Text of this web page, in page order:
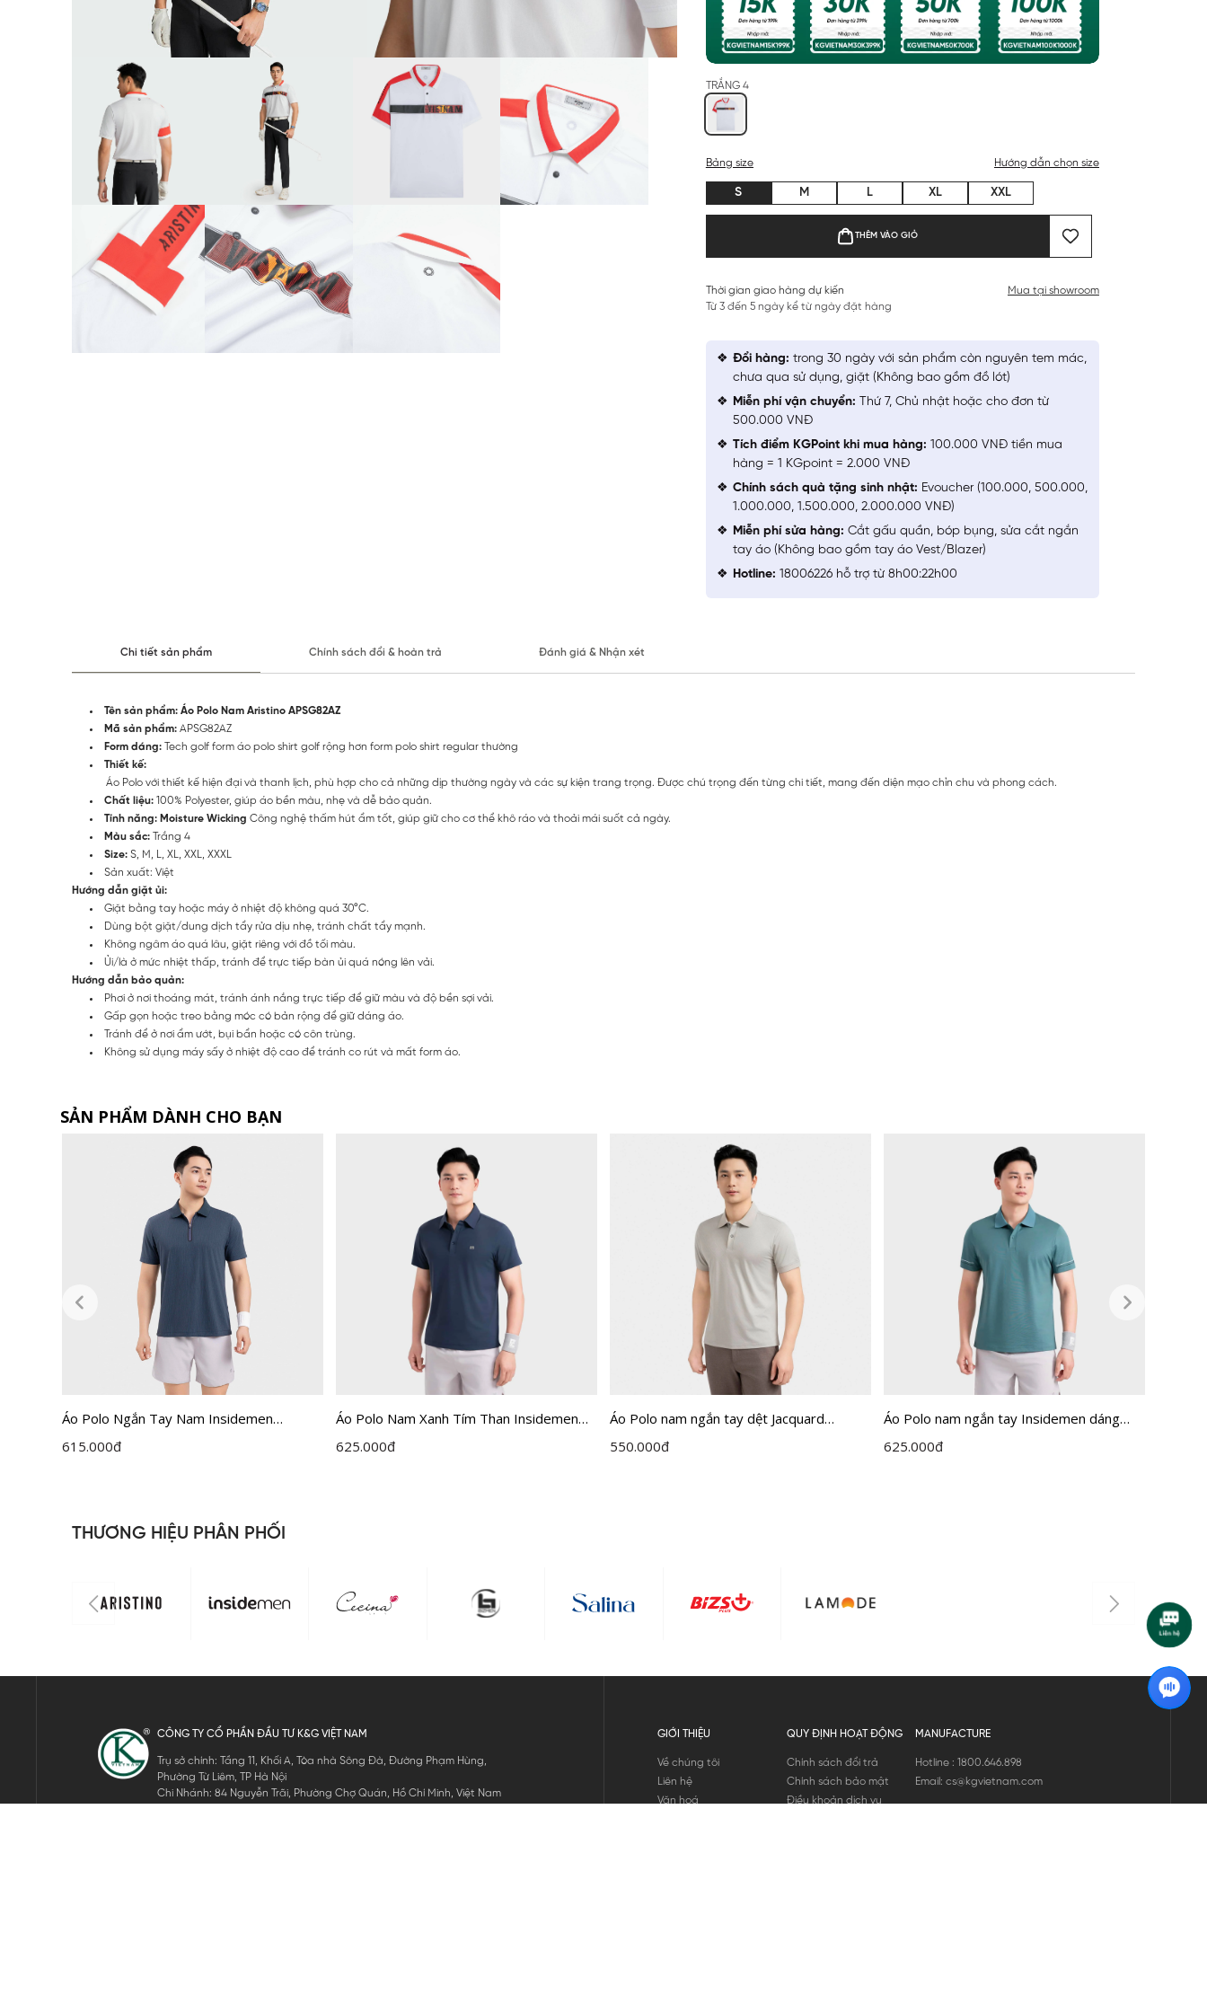
TRẮNG 4
Bảng size Hướng dẫn chọn size
S M L XL XXL
THÊM VÀO GIỎ
Thời gian giao hàng dự kiến
Từ 3 đến 5 ngày kể từ ngày đặt hàng
Mua tại showroom
Đổi hàng: trong 30 ngày với sản phẩm còn nguyên tem mác,
chưa qua sử dụng, giặt (Không bao gồm đồ lót)
Miễn phí vận chuyển: Thứ 7, Chủ nhật hoặc cho đơn từ
500.000 VNĐ
Tích điểm KGPoint khi mua hàng: 100.000 VNĐ tiền mua
hàng = 1 KGpoint = 2.000 VNĐ
Chính sách quà tặng sinh nhật: Evoucher (100.000, 500.000,
1.000.000, 1.500.000, 2.000.000 VNĐ)
Miễn phí sửa hàng: Cắt gấu quần, bóp bụng, sửa cắt ngắn
tay áo (Không bao gồm tay áo Vest/Blazer)
Hotline: 18006226 hỗ trợ từ 8h00:22h00
Chi tiết sản phẩm Chính sách đổi & hoàn trả Đánh giá & Nhận xét
Tên sản phẩm: Áo Polo Nam Aristino APSG82AZ
Mã sản phẩm: APSG82AZ
Form dáng: Tech golf form áo polo shirt golf rộng hơn form polo shirt regular thường
Thiết kế:
Áo Polo với thiết kế hiện đại và thanh lịch, phù hợp cho cả những dịp thường ngày và các sự kiện trang trọng. Được chú trọng đến từng chi tiết, mang đến diện mạo chỉn chu và phong cách.
Chất liệu: 100% Polyester, giúp áo bền màu, nhẹ và dễ bảo quản.
Tính năng: Moisture Wicking Công nghệ thấm hút ẩm tốt, giúp giữ cho cơ thể khô ráo và thoải mái suốt cả ngày.
Màu sắc: Trắng 4
Size: S, M, L, XL, XXL, XXXL
Sản xuất: Việt
Hướng dẫn giặt ủi:
Giặt bằng tay hoặc máy ở nhiệt độ không quá 30°C.
Dùng bột giặt/dung dịch tẩy rửa dịu nhẹ, tránh chất tẩy mạnh.
Không ngâm áo quá lâu, giặt riêng với đồ tối màu.
Ủi/là ở mức nhiệt thấp, tránh để trực tiếp bàn ủi quá nóng lên vải.
Hướng dẫn bảo quản:
Phơi ở nơi thoáng mát, tránh ánh nắng trực tiếp để giữ màu và độ bền sợi vải.
Gấp gọn hoặc treo bằng móc có bản rộng để giữ dáng áo.
Tránh để ở nơi ẩm ướt, bụi bẩn hoặc có côn trùng.
Không sử dụng máy sấy ở nhiệt độ cao để tránh co rút và mất form áo.
SẢN PHẨM DÀNH CHO BẠN
Áo Polo Ngắn Tay Nam Insidemen
IPS113EDP01
615.000đ
Áo Polo Nam Xanh Tím Than Insidemen
Active IPS110EDP01
625.000đ
Áo Polo nam ngắn tay dệt Jacquard
Insidemen dáng Regular Fit IPS124MAH0
550.000đ
Áo Polo nam ngắn tay Insidemen dáng
Regular IPS125MAH0
625.000đ
THƯƠNG HIỆU PHÂN PHỐI
CÔNG TY CỔ PHẦN ĐẦU TƯ K&G VIỆT NAM
Trụ sở chính: Tầng 11, Khối A, Tòa nhà Sông Đà, Đường Phạm Hùng,
Phường Từ Liêm, TP Hà Nội
Chi Nhánh: 84 Nguyễn Trãi, Phường Chợ Quán, Hồ Chí Minh, Việt Nam
GIỚI THIỆU
Về chúng tôi
Liên hệ
Văn hoá
QUY ĐỊNH HOẠT ĐỘNG
Chính sách đổi trả
Chính sách bảo mật
Điều khoản dịch vụ
MANUFACTURE
Hotline : 1800.646.898
Email: cs@kgvietnam.com